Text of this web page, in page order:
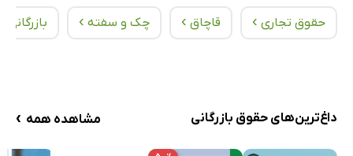
حقوقی مصون می‌دارد. بی‌شک هر تصمیمی در حوزه‌ی تجارت و
حقوق تجاری › قاچاق › چک و سفته ›
داغ‌ترین‌های حقوق بازرگانی مشاهده همه ›